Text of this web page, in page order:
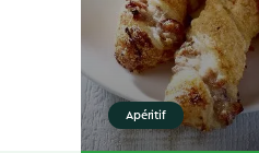
Apéritif